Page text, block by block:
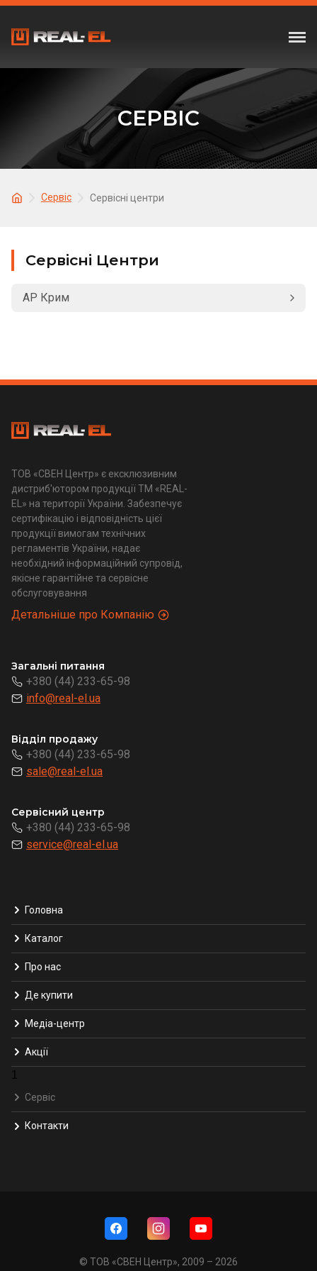
СЕРВІС
Сервіс Сервісні центри
Сервісні Центри
АР Крим
ТОВ «СВЕН Центр» є ексклюзивним
дистриб'ютором продукції ТМ «REAL-
EL» на території України. Забезпечує
сертифікацію і відповідність цієї
продукції вимогам технічних
регламентів України, надає
необхідний інформаційний супровід,
якісне гарантійне та сервісне
обслуговування
Детальніше про Компанію
Загальні питання
+380 (44) 233-65-98
info@real-el.ua
Відділ продажу
+380 (44) 233-65-98
sale@real-el.ua
Сервісний центр
+380 (44) 233-65-98
service@real-el.ua
Головна
Каталог
Про нас
Де купити
Медіа-центр
Акції
1
Сервіс
Контакти
© ТОВ «СВЕН Центр», 2009 – 2026